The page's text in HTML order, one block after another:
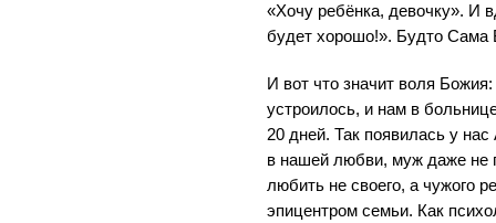
«Хочу ребёнка, девочку». И
будет хорошо!». Будто Сама
И вот что значит воля
устроилось, и нам в
20 дней. Так появилась у
в нашей любви, муж даже не
любить не своего, а чужого
эпицентром семьи. Как